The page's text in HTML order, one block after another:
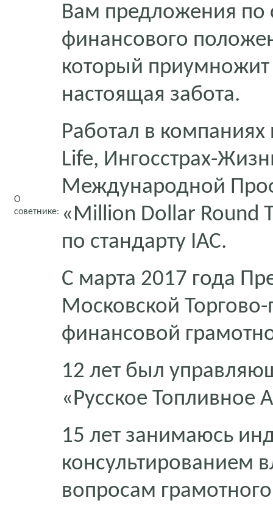
О
советнике:
Вам предложения по
финансового
который приумножит
настоящая забота.
Работал в
Life, Ингосстрах-
Международной
«Million Dollar Round
по стандарту IAC.
С марта 2017 года
Московской
финансовой
12 лет был
«Русское Топливное
15 лет занимаюсь
консультированием
вопросам